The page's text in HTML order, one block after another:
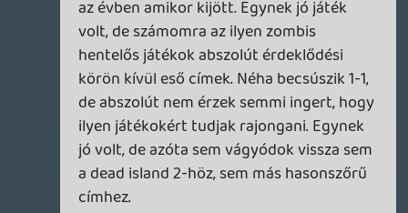
akkor halok meg, ha tényleg valamit
nagyon benézek vagy felelőtlenül rohanok
be helyzetekbe. Nagyon örülök, hogy a
kornak megfelelő brutáljó kinézettel
tudom pótolni ezt a klasszikust. A
gameplay tényleg 20 évvel ezelőtti, de ez
itt most nekem pozitívum, kellemesen
nosztalgikus élményt nyújt. Nem mondom,
hogy az xbox brand talpra tud állni, de az
ilyen játékokkal egy-két hónapnyi game
pass előfizetést kapnak tőlem, mert
nekem no brainer 15 euróért kipörgetni